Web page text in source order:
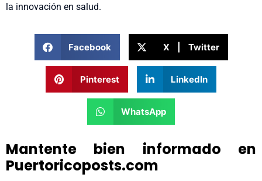
la innovación en salud.
Facebook X | Twitter
Pinterest LinkedIn
WhatsApp
Mantente bien informado en
Puertoricoposts.com